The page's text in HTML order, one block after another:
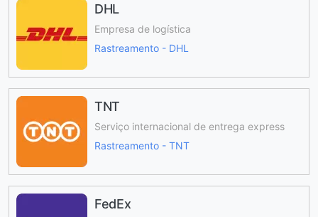
DHL
Empresa de logística
Rastreamento - DHL
TNT
Serviço internacional de entrega express
Rastreamento - TNT
FedEx